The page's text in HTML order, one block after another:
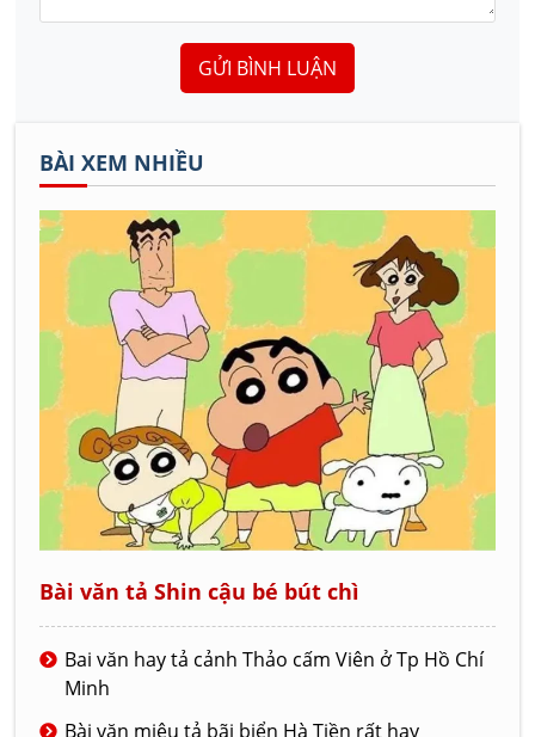
GỬI BÌNH LUẬN
BÀI XEM NHIỀU
Bài văn tả Shin cậu bé bút chì
Bai văn hay tả cảnh Thảo cấm Viên ở Tp Hồ Chí
Minh
Bài văn miêu tả bãi biển Hà Tiền rất hay